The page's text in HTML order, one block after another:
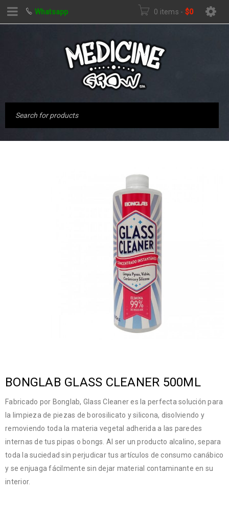
Whatsapp 0 items - $0
BONGLAB GLASS CLEANER 500ML
Fabricado por Bonglab, Glass Cleaner es la perfecta solución para
la limpieza de piezas de borosilicato y silicona, disolviendo y
removiendo toda la materia vegetal adherida a las paredes
internas de tus pipas o bongs. Al ser un producto alcalino, separa
toda la suciedad sin perjudicar tus artículos de consumo canábico
y se enjuaga fácilmente sin dejar material contaminante en su
interior.